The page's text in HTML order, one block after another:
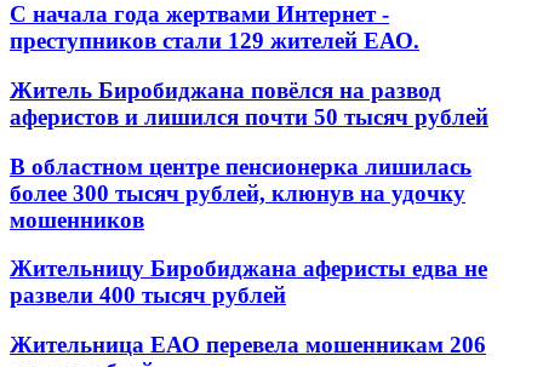
С начала года жертвами Интернет -
преступников стали 129 жителей ЕАО.
Житель Биробиджана повёлся на развод
аферистов и лишился почти 50 тысяч рублей
В областном центре пенсионерка лишилась
более 300 тысяч рублей, клюнув на удочку
мошенников
Жительницу Биробиджана аферисты едва не
развели 400 тысяч рублей
Жительница ЕАО перевела мошенникам 206